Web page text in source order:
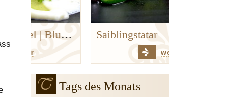
Saiblingstatar
Tags des Monats